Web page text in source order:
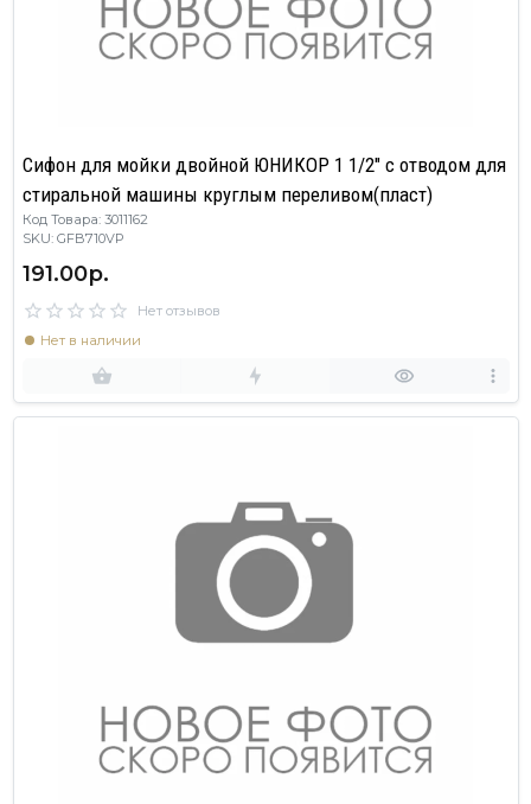
Сифон для мойки двойной ЮНИКОР 1 1/2" с отводом для
стиральной машины круглым переливом(пласт)
Код Товара: 3011162
SKU: GFB710VP
191.00р.
Нет отзывов
Нет в наличии